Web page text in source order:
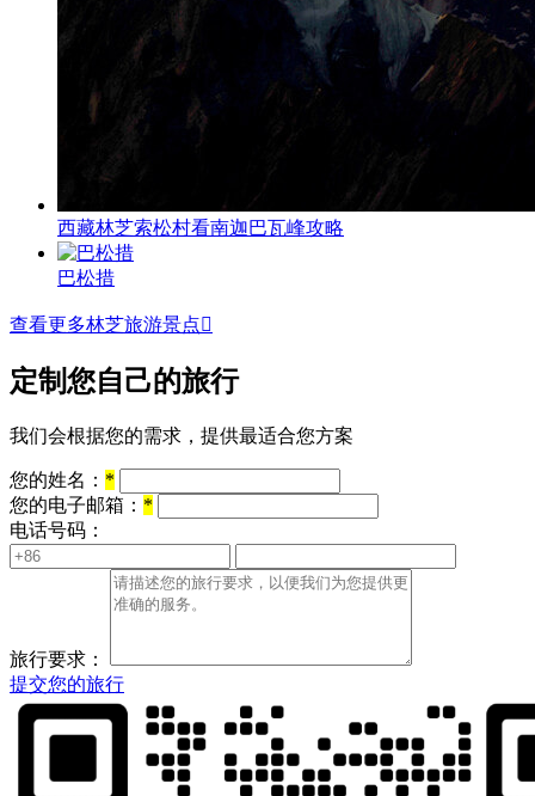
西藏林芝索松村看南迦巴瓦峰攻略
巴松措
查看更多林芝旅游景点
定制您自己的旅行
我们会根据您的需求，提供最适合您方案
您的姓名： *
您的电子邮箱： *
电话号码：
旅行要求：
提交您的旅行